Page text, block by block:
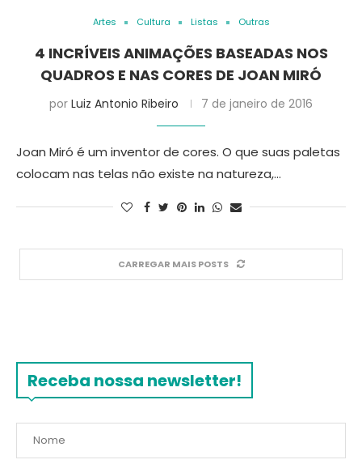
Artes Cultura Listas Outras
4 INCRÍVEIS ANIMAÇÕES BASEADAS NOS
QUADROS E NAS CORES DE JOAN MIRÓ
por Luiz Antonio Ribeiro 7 de janeiro de 2016
Joan Miró é um inventor de cores. O que suas paletas
colocam nas telas não existe na natureza,…
CARREGAR MAIS POSTS
Receba nossa newsletter!